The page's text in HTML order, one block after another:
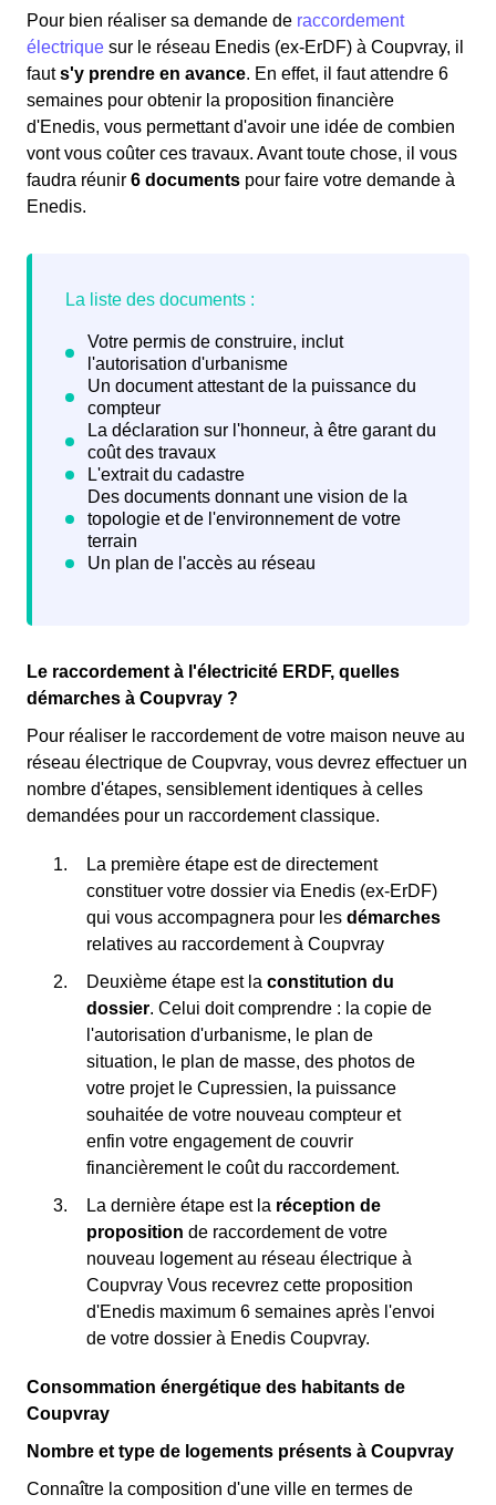
Pour bien réaliser sa demande de raccordement
électrique sur le réseau Enedis (ex-ErDF) à Coupvray, il
fauts'y prendre en avance. En effet, il faut attendre 6
semaines pour obtenir la proposition financière
d'Enedis, vous permettant d'avoir une idée de combien
vont vous coûter ces travaux. Avant toute chose, il vous
faudra réunir 6 documents pour faire votre demande à
Enedis.
Le raccordement à l'électricité ERDF, quelles
démarches à Coupvray ?
Pour réaliser le raccordement de votre maison neuve au
réseau électrique de Coupvray, vous devrez effectuer un
nombre d'étapes, sensiblement identiques à celles
demandées pour un raccordement classique.
La première étape est de directement
constituer votre dossier via Enedis (ex-ErDF)
qui vous accompagnera pour les démarches
relatives au raccordement à Coupvray
Deuxième étape est la constitution du
dossier. Celui doit comprendre : la copie de
l'autorisation d'urbanisme, le plan de
situation, le plan de masse, des photos de
votre projet le Cupressien, la puissance
souhaitée de votre nouveau compteur et
enfin votre engagement de couvrir
financièrement le coût du raccordement.
La dernière étape est la réception de
proposition de raccordement de votre
nouveau logement au réseau électrique à
Coupvray Vous recevrez cette proposition
d'Enedis maximum 6 semaines après l'envoi
de votre dossier à Enedis Coupvray.
Consommation énergétique des habitants de
Coupvray
Nombre et type de logements présents à Coupvray
Connaître la composition d'une ville en termes de